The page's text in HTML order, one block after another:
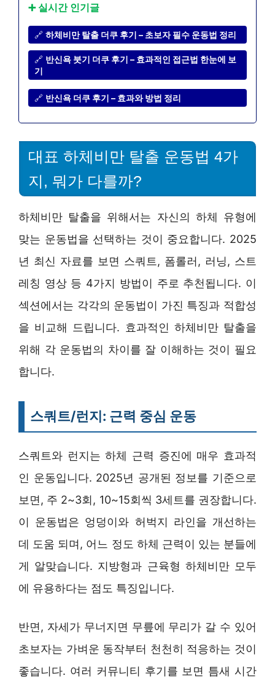
➕ 실시간 인기글
🔗 하체비만 탈출 더쿠 후기 – 초보자 필수 운동법 정리
🔗 반신욕 붓기 더쿠 후기 – 효과적인 접근법 한눈에 보
기
🔗 반신욕 더쿠 후기 – 효과와 방법 정리
대표 하체비만 탈출 운동법 4가
지, 뭐가 다를까?
하체비만 탈출을 위해서는 자신의 하체 유형에
맞는 운동법을 선택하는 것이 중요합니다. 2025
년 최신 자료를 보면 스쿼트, 폼롤러, 러닝, 스트
레칭 영상 등 4가지 방법이 주로 추천됩니다. 이
섹션에서는 각각의 운동법이 가진 특징과 적합성
을 비교해 드립니다. 효과적인 하체비만 탈출을
위해 각 운동법의 차이를 잘 이해하는 것이 필요
합니다.
스쿼트/런지: 근력 중심 운동
스쿼트와 런지는 하체 근력 증진에 매우 효과적
인 운동입니다. 2025년 공개된 정보를 기준으로
보면, 주 2~3회, 10~15회씩 3세트를 권장합니다.
이 운동법은 엉덩이와 허벅지 라인을 개선하는
데 도움 되며, 어느 정도 하체 근력이 있는 분들에
게 알맞습니다. 지방형과 근육형 하체비만 모두
에 유용하다는 점도 특징입니다.
반면, 자세가 무너지면 무릎에 무리가 갈 수 있어
초보자는 가벼운 동작부터 천천히 적응하는 것이
좋습니다. 여러 커뮤니티 후기를 보면 틈새 시간